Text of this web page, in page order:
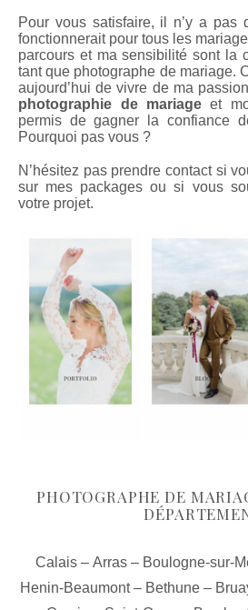
Pour vous satisfaire, il n’y a pas
fonctionnerait pour tous les
parcours et ma sensibilité sont la
tant que photographe de mariage.
aujourd’hui de vivre de ma
photographie de mariage et
permis de gagner la confiance
Pourquoi pas vous ?
N’hésitez pas prendre contact si
sur mes packages ou si vous
votre projet.
PHOTOGRAPHE DE
Calais– Arras– Boulogne-sur-
Henin-Beaumont– Bethune–